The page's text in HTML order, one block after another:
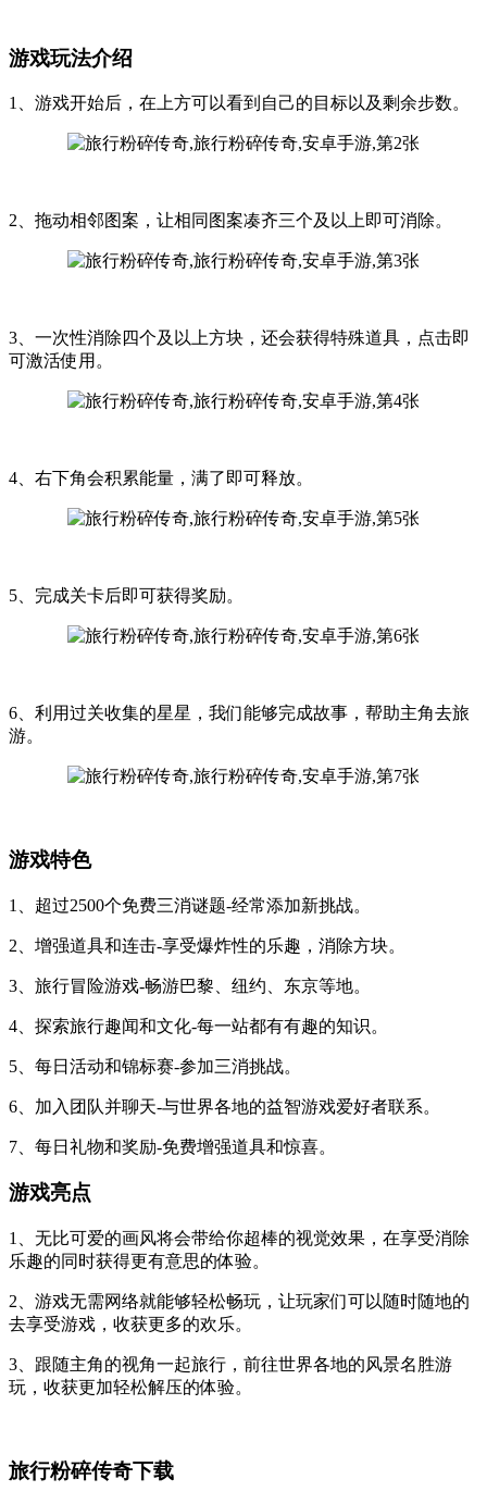
游戏玩法介绍
1、游戏开始后，在上方可以看到自己的目标以及剩余步数。
2、拖动相邻图案，让相同图案凑齐三个及以上即可消除。
3、一次性消除四个及以上方块，还会获得特殊道具，点击即
可激活使用。
4、右下角会积累能量，满了即可释放。
5、完成关卡后即可获得奖励。
6、利用过关收集的星星，我们能够完成故事，帮助主角去旅
游。
游戏特色
1、超过2500个免费三消谜题-经常添加新挑战。
2、增强道具和连击-享受爆炸性的乐趣，消除方块。
3、旅行冒险游戏-畅游巴黎、纽约、东京等地。
4、探索旅行趣闻和文化-每一站都有有趣的知识。
5、每日活动和锦标赛-参加三消挑战。
6、加入团队并聊天-与世界各地的益智游戏爱好者联系。
7、每日礼物和奖励-免费增强道具和惊喜。
游戏亮点
1、无比可爱的画风将会带给你超棒的视觉效果，在享受消除
乐趣的同时获得更有意思的体验。
2、游戏无需网络就能够轻松畅玩，让玩家们可以随时随地的
去享受游戏，收获更多的欢乐。
3、跟随主角的视角一起旅行，前往世界各地的风景名胜游
玩，收获更加轻松解压的体验。
旅行粉碎传奇下载